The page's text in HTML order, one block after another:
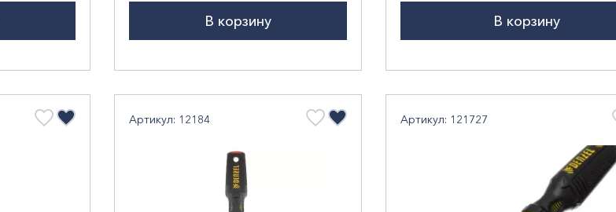
В корзину В корзину
Артикул: 12184 Артикул: 121727